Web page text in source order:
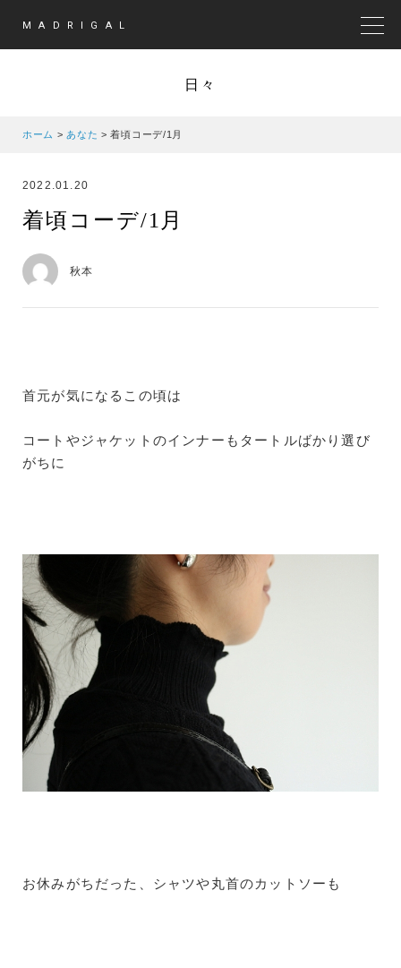
MADRIGAL
日々
ホーム > あなた >着頃コーデ/1月
2022.01.20
着頃コーデ/1月
秋本
首元が気になるこの頃は
コートやジャケットのインナーもタートルばかり選び
がちに
お休みがちだった、シャツや丸首のカットソーも